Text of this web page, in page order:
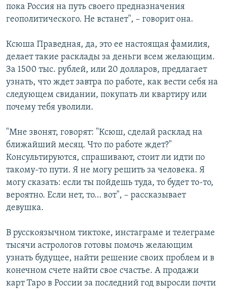
пока Россия на путь своего предназначения
геополитического. Не встанет", – говорит она.
Ксюша Праведная, да, это ее настоящая фамилия,
делает такие расклады за деньги всем желающим.
За 1500 тыс. рублей, или 20 долларов, предлагает
узнать, что ждет завтра по работе, как вести себя на
следующем свидании, покупать ли квартиру или
почему тебя уволили.
"Мне звонят, говорят: "Ксюш, сделай расклад на
ближайший месяц. Что по работе ждет?"
Консультируются, спрашивают, стоит ли идти по
такому-то пути. Я не могу решить за человека. Я
могу сказать: если ты пойдешь туда, то будет то-то,
вероятно. Если нет, то… вот", – рассказывает
девушка.
В русскоязычном тиктоке, инстаграме и телеграме
тысячи астрологов готовы помочь желающим
узнать будущее, найти решение своих проблем и в
конечном счете найти свое счастье. А продажи
карт Таро в России за последний год выросли почти